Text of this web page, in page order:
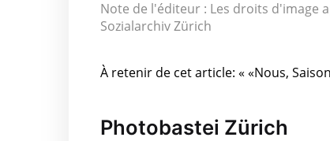
Note de l'éditeur : Les droits d'image
Sozialarchiv Zürich
À retenir de cet article: « «Nous,
Photobastei Zürich